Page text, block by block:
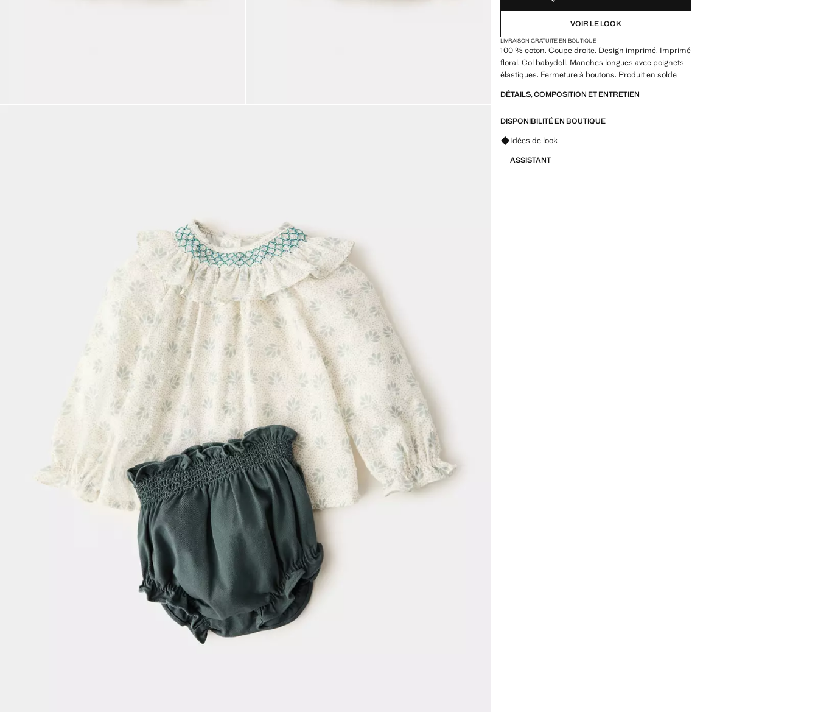
VOIR LE LOOK
LIVRAISON GRATUITE EN BOUTIQUE
100 % coton. Coupe droite. Design imprimé. Imprimé
floral. Col babydoll. Manches longues avec poignets
élastiques. Fermeture à boutons. Produit en solde
DÉTAILS, COMPOSITION ET ENTRETIEN
DISPONIBILITÉ EN BOUTIQUE
Renseignez-vous sur les looks, les vêtements et les tendances
Idées de look
ASSISTANT